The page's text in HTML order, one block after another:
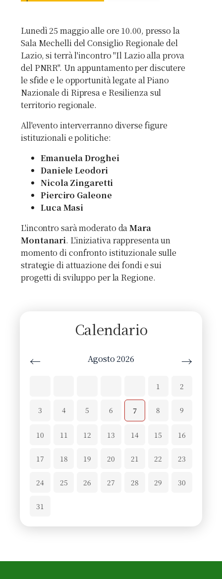
Lunedì 25 maggio alle ore 10.00, presso la
Sala Mechelli del Consiglio Regionale del
Lazio, si terrà l'incontro "Il Lazio alla prova
del PNRR". Un appuntamento per discutere
le sfide e le opportunità legate al Piano
Nazionale di Ripresa e Resilienza sul
territorio regionale.
All'evento interverranno diverse figure
istituzionali e politiche:
Emanuela Droghei
Daniele Leodori
Nicola Zingaretti
Pierciro Galeone
Luca Masi
L'incontro sarà moderato daMara
Montanari. L'iniziativa rappresenta un
momento di confronto istituzionale sulle
strategie di attuazione dei fondi e sui
progetti di sviluppo per la Regione.
Calendario
← Agosto 2026 →
1 2
3 4 5 6 7 8 9
10 11 12 13 14 15 16
17 18 19 20 21 22 23
24 25 26 27 28 29 30
31